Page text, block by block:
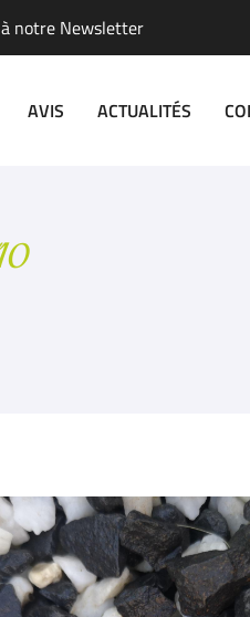
à notre Newsletter
AVIS ACTUALITÉS